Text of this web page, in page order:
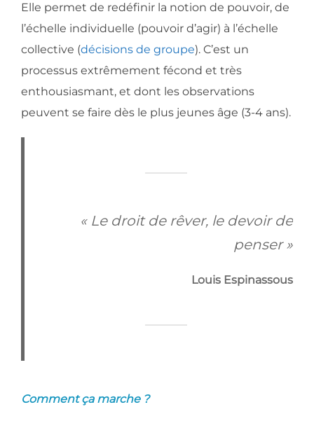
Elle permet de redéfinir la notion de pouvoir, de
l’échelle individuelle (pouvoir d’agir) à l’échelle
collective (décisions de groupe). C’est un
processus extrêmement fécond et très
enthousiasmant, et dont les observations
peuvent se faire dès le plus jeunes âge (3-4 ans).
« Le droit de rêver, le devoir de
penser »
Louis Espinassous
Comment ça marche ?